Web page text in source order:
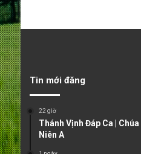
Tin mới đăng
22 giờ
Thánh Vịnh Đáp Ca |
Niên A